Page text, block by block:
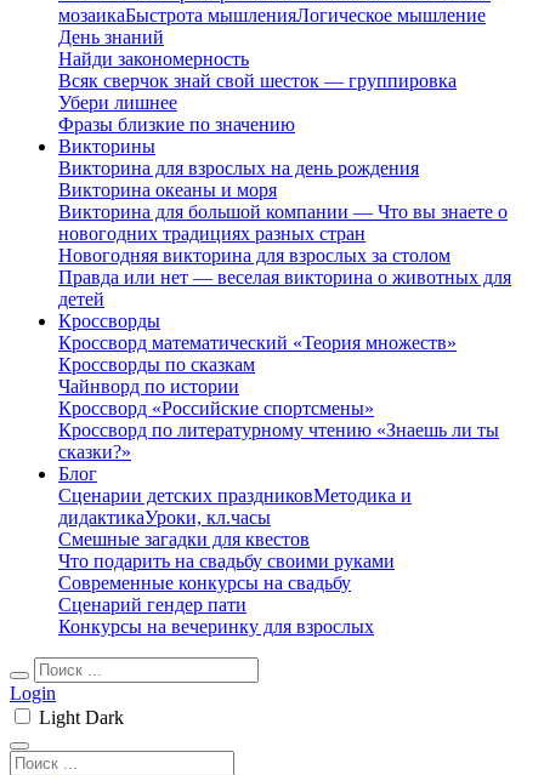
мозаикаБыстрота мышленияЛогическое мышление
День знаний
Найди закономерность
Всяк сверчок знай свой шесток — группировка
Убери лишнее
Фразы близкие по значению
Викторины
Викторина для взрослых на день рождения
Викторина океаны и моря
Викторина для большой компании — Что вы знаете о
новогодних традициях разных стран
Новогодняя викторина для взрослых за столом
Правда или нет — веселая викторина о животных для
детей
Кроссворды
Кроссворд математический «Теория множеств»
Кроссворды по сказкам
Чайнворд по истории
Кроссворд «Российские спортсмены»
Кроссворд по литературному чтению «Знаешь ли ты
сказки?»
Блог
Сценарии детских праздниковМетодика и
дидактикаУроки, кл.часы
Смешные загадки для квестов
Что подарить на свадьбу своими руками
Современные конкурсы на свадьбу
Сценарий гендер пати
Конкурсы на вечеринку для взрослых
Login
Light Dark